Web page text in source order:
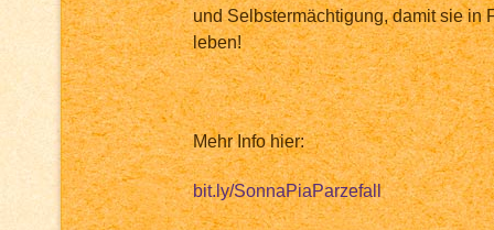
und Selbstermächtigung, damit sie in
leben!
Mehr Info hier:
bit.ly/SonnaPiaParzefall